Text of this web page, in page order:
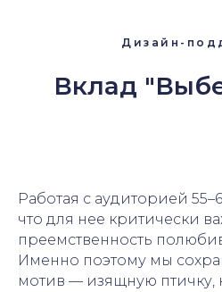
Дизайн-
Вклад
Работая с аудиторией
что для нее критически
преемственность
Именно поэтому мы
мотив — изящную птичку,